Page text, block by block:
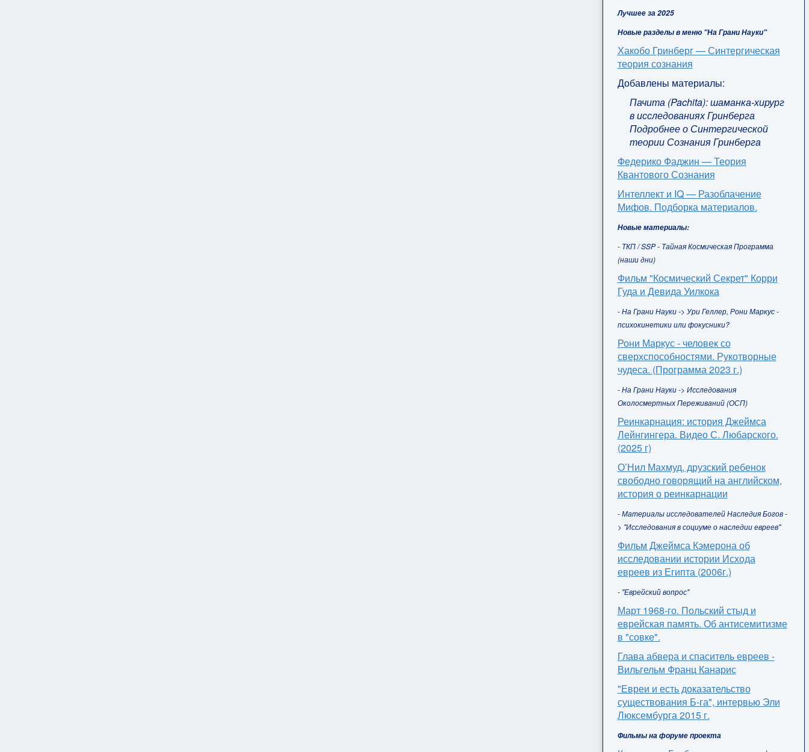
Лучшее за 2025
Новые разделы в меню "На Грани Науки"
Хакобо Гринберг — Синтергическая
теория сознания
Добавлены материалы:
Пачита (Pachita): шаманка-хирург
в исследованиях Гринберга
Подробнее о Синтергической
теории Сознания Гринберга
Федерико Фаджин — Теория
Квантового Сознания
Интеллект и IQ — Разоблачение
Мифов. Подборка материалов.
Новые материалы:
- ТКП / SSP - Тайная Космическая Программа
(наши дни)
Фильм "Космический Секрет" Корри
Гуда и Девида Уилкока
- На Грани Науки -> Ури Геллер, Рони Маркус -
психокинетики или фокусники?
Рони Маркус - человек со
сверхспособностями. Рукотворные
чудеса. (Программа 2023 г.)
- На Грани Науки -> Исследования
Околосмертных Переживаний (ОСП)
Реинкарнация: история Джеймса
Лейнгингера. Видео С. Любарского.
(2025 г)
О’Нил Махмуд, друзский ребенок
свободно говорящий на английском,
история о реинкарнации
- Материалы исследователей Наследия Богов -
> "Исследования в социуме о наследии евреев"
Фильм Джеймса Кэмерона об
исследовании истории Исхода
евреев из Египта (2006г.)
- "Еврейский вопрос"
Март 1968-го. Польский стыд и
еврейская память. Об антисемитизме
в "совке".
Глава абвера и спаситель евреев -
Вильгельм Франц Канарис
"Евреи и есть доказательство
существования Б-га", интервью Эли
Люксембурга 2015 г.
Фильмы на форуме проекта